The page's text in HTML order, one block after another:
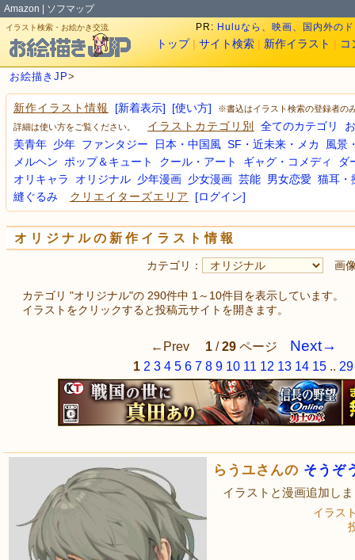
Amazon ソフマップ
イラスト検索・お絵かき交流 PR: Huluなら、映画、国内外の
トップ| サイト検索 | 新作イラスト | コ
お絵描きJP>
新作イラスト情報 [新着表示] [使い方]
※書込はイラスト検索の登録者の
詳細は使い方をご覧ください。
イラストカテゴリ別 全てのカテゴリ
美青年 少年 ファンタジー 日本・中国風 SF・近未来・メカ
風景
メルヘン
ポップ＆キュート クール・アート ギャグ・コメディ
ダ
オリキャラ
オリジナル 少年漫画 少女漫画 芸能 男女恋愛 猫耳・
縫ぐるみ
クリエイターズエリア [ログイン]
オリジナルの新作イラスト情報
カテゴリ： 画
カテゴリ "オリジナル"の 290件中 1～10件目を表示しています。
イラストをクリックすると投稿元サイトを開きます。
←Prev 1/29ページ Next→
1 2 3 4 5 6 7 8 9 10 11 12 13 14 15 .. 29
らうユさんの そうぞ
イラストと漫画追加し
イラス